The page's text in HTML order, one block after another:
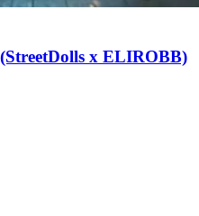
x ELIROBB)